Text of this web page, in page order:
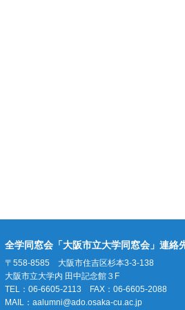
全学同窓会「大阪市立大学同窓会」連絡
〒558-8585 大阪市住吉区杉本3-3-138
大阪市立大学内 田中記念館３F
TEL：06-6605-2113 FAX：06-6605-2088
MAIL： aalumni@ado.osaka-cu.ac.jp